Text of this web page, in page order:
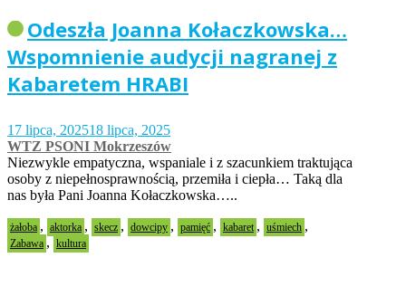
Odeszła Joanna Kołaczkowska…
Wspomnienie audycji nagranej z
Kabaretem HRABI
17 lipca, 202518 lipca, 2025
WTZ PSONI Mokrzeszów
Niezwykle empatyczna, wspaniale i z szacunkiem traktująca
osoby z niepełnosprawnością, przemiła i ciepła… Taką dla
nas była Pani Joanna Kołaczkowska…..
żałoba , aktorka , skecz , dowcipy , pamięć , kabaret , uśmiech ,
Zabawa , kultura